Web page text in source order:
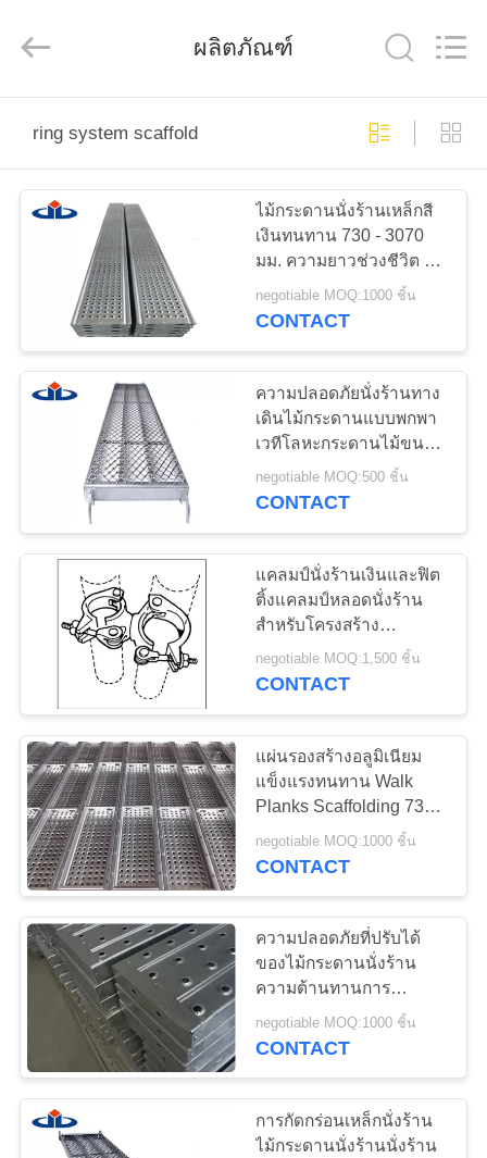
บ้าน
ผลิตภัณฑ์
เรา
โรงงาน
ควบคุม
คุณภาพ
ติดต่อ
เรา
ขอ
ใบ
ราคา
แผนผัง
Formwork
Reserved.
ผลิตภัณฑ์
ring system scaffold
ไม้กระดานนั่งร้านเหล็กสี
เงินทนทาน 730 - 3070
มม. ความยาวช่วงชีวิต 6
negotiable MOQ:1000 ชิ้น
CONTACT
ความปลอดภัยนั่งร้านทาง
เดินไม้กระดานแบบพกพา
เวทีโลหะกระดานไม้ขนส่ง
negotiable MOQ:500 ชิ้น
CONTACT
แคลมป์นั่งร้านเงินและฟิต
ติ้งแคลมป์หลอดนั่งร้าน
สำหรับโครงสร้าง
Buliding
negotiable MOQ:1,500 ชิ้น
CONTACT
แผ่นรองสร้างอลูมิเนียม
แข็งแรงทนทาน Walk
Planks Scaffolding 730 -
3070 Mm
negotiable MOQ:1000 ชิ้น
CONTACT
ความปลอดภัยที่ปรับได้
ของไม้กระดานนั่งร้าน
ความต้านทานการ
กัดกร่อนก่อสร้างบอร์ดเดิน
negotiable MOQ:1000 ชิ้น
CONTACT
การกัดกร่อนเหล็กนั่งร้าน
ไม้กระดานนั่งร้านนั่งร้าน